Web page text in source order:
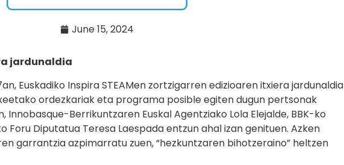
June 15, 2024
jardunaldia
Euskadiko Inspira STEAMen zortzigarren edizioaren itxiera jardunaldia
ordezkariak eta programa posible egiten dugun pertsonak
Innobasque-Berrikuntzaren Euskal Agentziako Lola Elejalde, BBK-ko
Foru Diputatua Teresa Laespada entzun ahal izan genituen. Azken
garrantzia azpimarratu zuen, “hezkuntzaren bihotzeraino” heltzen